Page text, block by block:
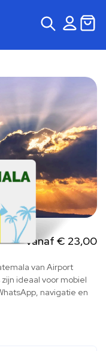
Vanaf € 23,00
van Airport
ideaal voor mobiel
navigatie en